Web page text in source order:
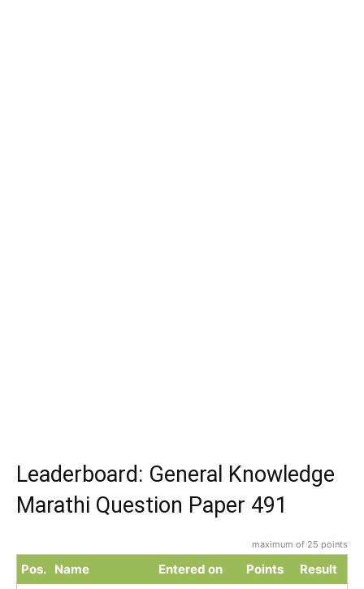
Leaderboard: General Knowledge
Marathi Question Paper 491
maximum of 25 points
Pos. Name Entered on Points Result